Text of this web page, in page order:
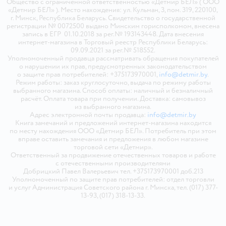
Общество с ограниченной ответственностью «Детмир БЕЛ» ( ООО
«Детмир БЕЛ» ). Место нахождения: ул. Кульман, 3, пом. 319, 220100,
г. Минск, Республика Беларусь. Свидетельство о государственной
регистрации № 0072500 выдано Минским горисполкомом, внесена
запись в ЕГР 01.10.2018 за рег.№ 193143448. Дата внесения
интернет-магазина в Торговый реестр Республики Беларусь:
09.09.2021 за рег.№ 518552.
Уполномоченный продавца рассматривать обращения покупателей
о нарушении их прав, предусмотренных законодательством
о защите прав потребителей: +375173970001, info@detmir.by.
Режим работы: заказ круглосуточно, выдача по режиму работы
выбранного магазина. Способ оплаты: наличный и безналичный
расчёт. Оплата товара при получении. Доставка: самовывоз
из выбранного магазина.
Адрес электронной почты продавца: info@detmir.by
Книга замечаний и предложений интернет-магазина находится
по месту нахождения ООО «Детмир БЕЛ». Потребитель при этом
вправе оставить замечания и предложения в любом магазине
торговой сети «Детмир».
Ответственный за продвижение отечественных товаров и работе
с отечественными производителями
Добрицкий Павел Валерьевич тел. +375173970001 доб.213
Уполномоченный по защите прав потребителей: отдел торговли
и услуг Администрация Советского района г. Минска, тел. (017) 377-
13-93, (017) 318-13-33.